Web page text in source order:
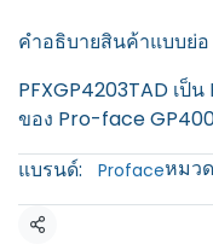
คำอธิบายสินค้าแบบย่อ
PFXGP4203TAD เ
ของ Pro-face
แบรนด์:
Profaceหมว
แชร์